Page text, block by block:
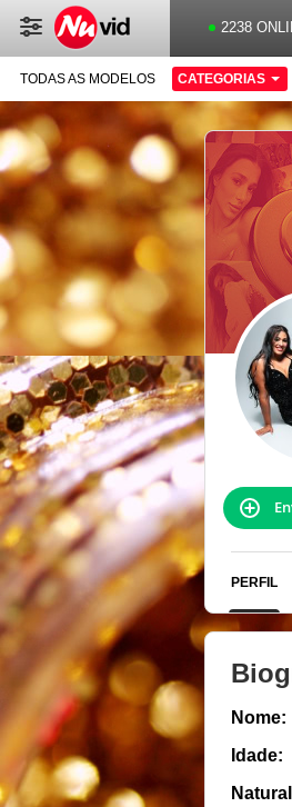
2238
TODAS AS MODELOS CATEGORIAS
PERFIL
Nome:
Idade: